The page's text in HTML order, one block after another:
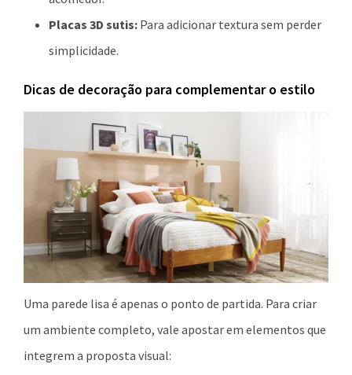
Placas 3D sutis: Para adicionar textura sem perder
simplicidade.
Dicas de decoração para complementar o estilo
Uma parede lisa é apenas o ponto de partida. Para criar
um ambiente completo, vale apostar em elementos que
integrem a proposta visual: